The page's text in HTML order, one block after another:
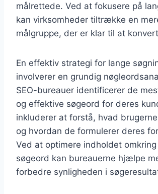
målrettede. Ved at fokusere på
kan virksomheder tiltrække en
målgruppe, der er klar til at
En effektiv strategi for lange
involverer en grundig
SEO-bureauer identificerer de
og effektive søgeord for deres
inkluderer at forstå, hvad
og hvordan de formulerer deres
Ved at optimere indholdet
søgeord kan bureauerne hjælpe
forbedre synligheden i